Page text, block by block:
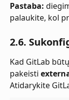
Pastaba:
palaukite, kol
2.6.
Kad GitLab
pakeisti
Atidarykite